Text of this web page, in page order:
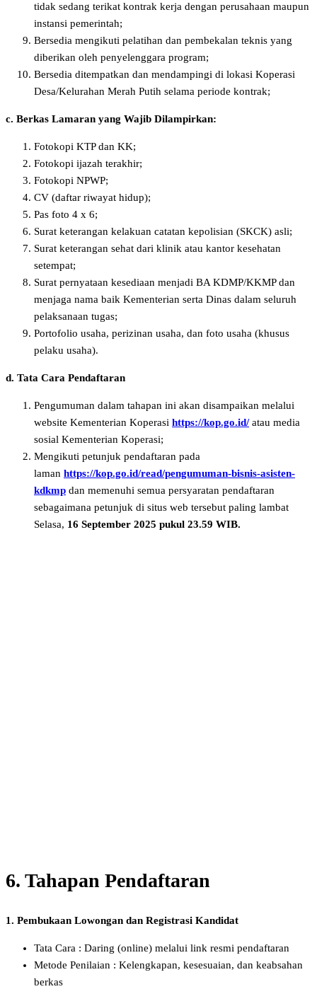
tidak sedang terikat kontrak kerja dengan perusahaan maupun
instansi pemerintah;
Bersedia mengikuti pelatihan dan pembekalan teknis yang
diberikan oleh penyelenggara program;
Bersedia ditempatkan dan mendampingi di lokasi Koperasi
Desa/Kelurahan Merah Putih selama periode kontrak;
c. Berkas Lamaran yang Wajib Dilampirkan:
Fotokopi KTP dan KK;
Fotokopi ijazah terakhir;
Fotokopi NPWP;
CV (daftar riwayat hidup);
Pas foto 4 x 6;
Surat keterangan kelakuan catatan kepolisian (SKCK) asli;
Surat keterangan sehat dari klinik atau kantor kesehatan
setempat;
Surat pernyataan kesediaan menjadi BA KDMP/KKMP dan
menjaga nama baik Kementerian serta Dinas dalam seluruh
pelaksanaan tugas;
Portofolio usaha, perizinan usaha, dan foto usaha (khusus
pelaku usaha).
d. Tata Cara Pendaftaran
Pengumuman dalam tahapan ini akan disampaikan melalui
website Kementerian Koperasi https://kop.go.id/atau media
sosial Kementerian Koperasi;
Mengikuti petunjuk pendaftaran pada
laman https://kop.go.id/read/pengumuman-bisnis-asisten-
kdkmp dan memenuhi semua persyaratan pendaftaran
sebagaimana petunjuk di situs web tersebut paling lambat
Selasa, 16 September 2025 pukul 23.59 WIB.
6. Tahapan Pendaftaran
1. Pembukaan Lowongan dan Registrasi Kandidat
Tata Cara : Daring (online) melalui link resmi pendaftaran
Metode Penilaian : Kelengkapan, kesesuaian, dan keabsahan
berkas